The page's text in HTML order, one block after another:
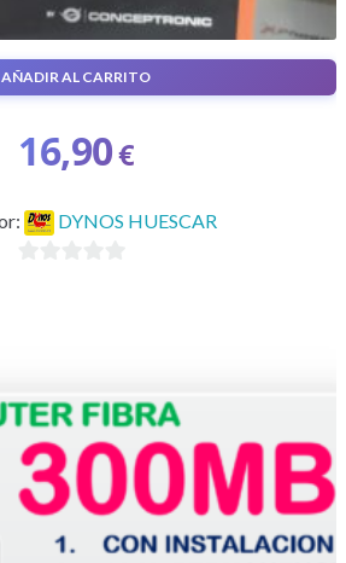
Ratón gaming
16,90€
AÑADIR AL CARRITO
DYNOS HUESCAR